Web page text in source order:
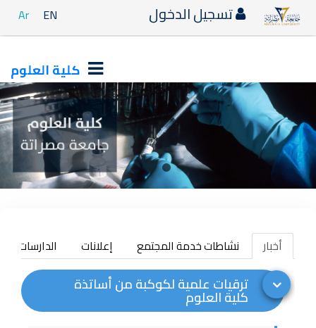
Ar EN تسجيل الدخول
كلية العلوم
أخبار نشاطات خدمة المجتمع إعلانات الدارسات
ترقيات علمية لكوكبة من أساتذة
كلية العلوم